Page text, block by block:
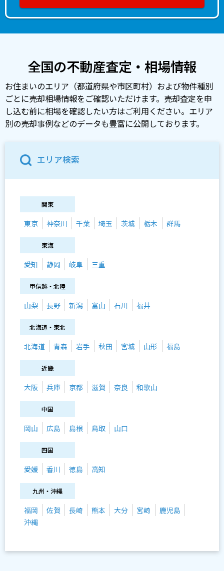
全国の不動産査定・相場情報
お住まいのエリア（都道府県や市区町村）および物件種別
ごとに売却相場情報をご確認いただけます。売却査定を申
し込む前に相場を確認したい方はご利用ください。エリア
別の売却事例などのデータも豊富に公開しております。
エリア検索
関東
東京 神奈川 千葉 埼玉 茨城 栃木 群馬
東海
愛知 静岡 岐阜 三重
甲信越・北陸
山梨 長野 新潟 富山 石川 福井
北海道・東北
北海道 青森 岩手 秋田 宮城 山形 福島
近畿
大阪 兵庫 京都 滋賀 奈良 和歌山
中国
岡山 広島 島根 鳥取 山口
四国
愛媛 香川 徳島 高知
九州・沖縄
福岡 佐賀 長崎 熊本 大分 宮崎
鹿児島
沖縄